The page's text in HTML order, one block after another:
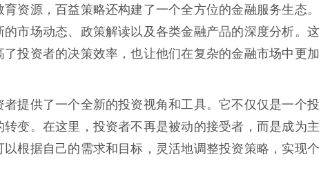
资源，百益策略还构建了一个全方位的金融服务生态。
市场动态、政策解读以及各类金融产品的深度分析。这
投资者的决策效率，也让他们在复杂的金融市场中更加
提供了一个全新的投资视角和工具。它不仅仅是一个投
变。在这里，投资者不再是被动的接受者，而是成为主
根据自己的需求和目标，灵活地调整投资策略，实现个